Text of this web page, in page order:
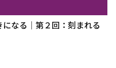
なる｜第２回：刻まれる